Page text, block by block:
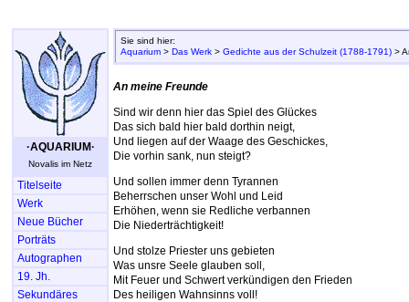
·AQUARIUM·
Novalis im Netz
Titelseite
Werk
Neue Bücher
Porträts
Autographen
19. Jh.
Sekundäres
Sie sind hier:
Aquarium > Das Werk > Gedichte aus der Schulzeit (1788-1791) >
An meine Freunde
Sind wir denn hier das Spiel des Glückes
Das sich bald hier bald dorthin neigt,
Und liegen auf der Waage des Geschickes,
Die vorhin sank, nun steigt?
Und sollen immer denn Tyrannen
Beherrschen unser Wohl und Leid
Erhöhen, wenn sie Redliche verbannen
Die Niederträchtigkeit!
Und stolze Priester uns gebieten
Was unsre Seele glauben soll,
Mit Feuer und Schwert verkündigen den Frieden
Des heiligen Wahnsinns voll!